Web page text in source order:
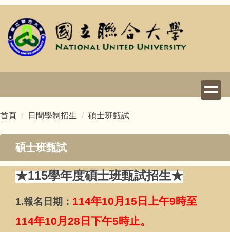
跳
主
要
首頁 日間學制招生 碩士班甄試
碩士班甄試
★115學年度碩士班甄試招生★
1.報名日期： 114年10月15日上午9時至
114年10月28日下午5時止。